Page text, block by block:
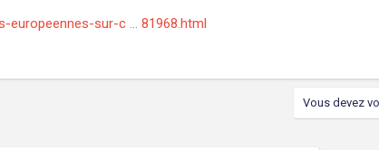
sur-c ... 81968.html
Vous devez